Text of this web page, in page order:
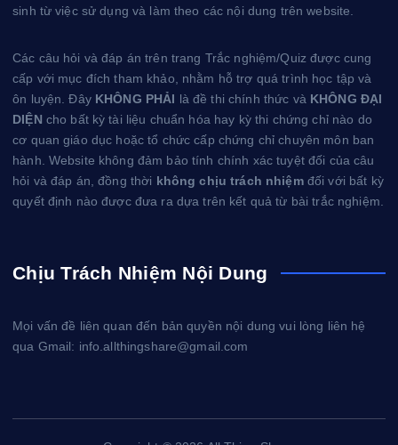
sinh từ việc sử dụng và làm theo các nội dung trên website.
Các câu hỏi và đáp án trên trang Trắc nghiệm/Quiz được cung
cấp với mục đích tham khảo, nhằm hỗ trợ quá trình học tập và
ôn luyện. Đây KHÔNG PHẢI là đề thi chính thức và KHÔNG ĐẠI
DIỆN cho bất kỳ tài liệu chuẩn hóa hay kỳ thi chứng chỉ nào do
cơ quan giáo dục hoặc tổ chức cấp chứng chỉ chuyên môn ban
hành. Website không đảm bảo tính chính xác tuyệt đối của câu
hỏi và đáp án, đồng thời không chịu trách nhiệmđối với bất kỳ
quyết định nào được đưa ra dựa trên kết quả từ bài trắc nghiệm.
Chịu Trách Nhiệm Nội Dung
Mọi vấn đề liên quan đến bản quyền nội dung vui lòng liên hệ
qua Gmail: info.allthingshare@gmail.com